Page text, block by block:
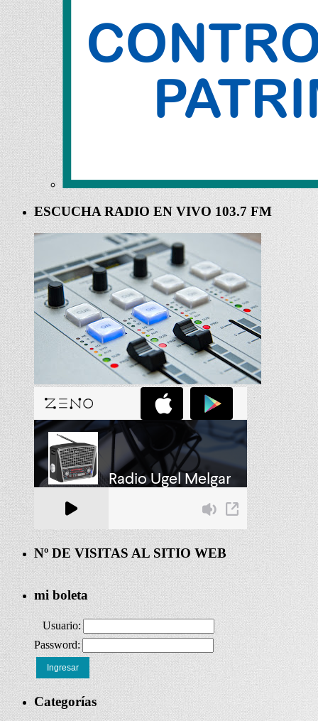
ESCUCHA RADIO EN VIVO 103.7 FM
Nº DE VISITAS AL SITIO WEB
mi boleta
Usuario:
Password:
Ingresar
Categorías